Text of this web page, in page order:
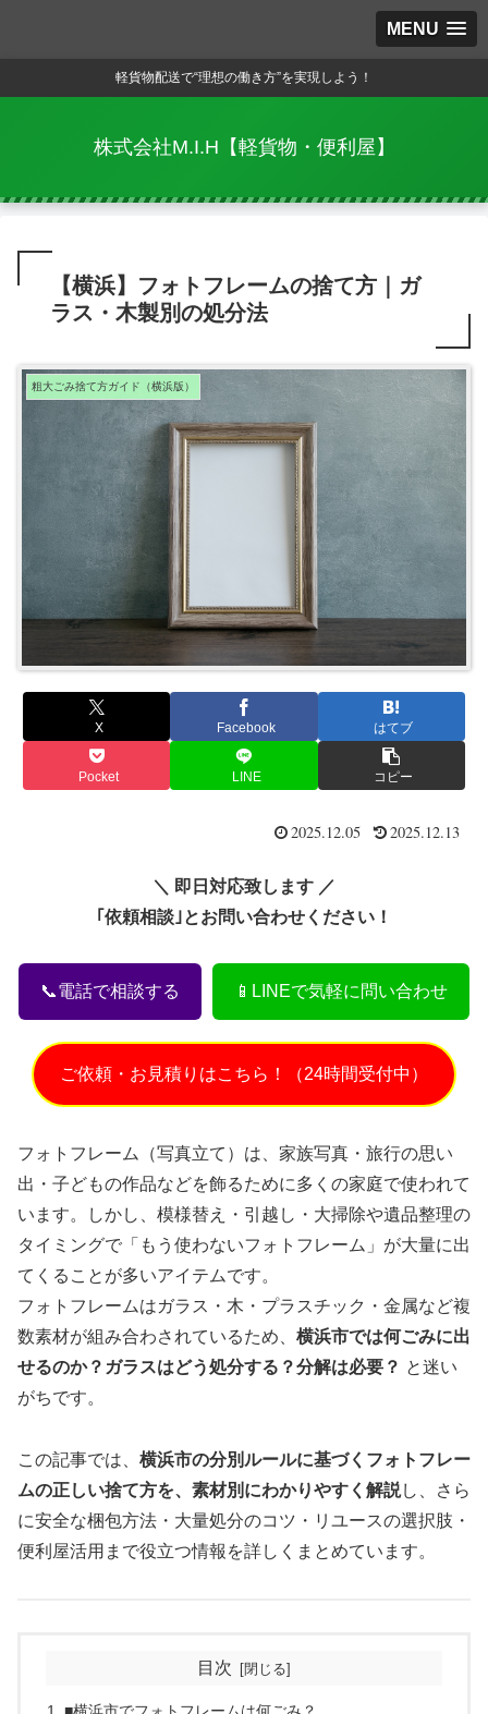
MENU
軽貨物配送で“理想の働き方”を実現しよう！
株式会社M.I.H【軽貨物・便利屋】
【横浜】フォトフレームの捨て方｜ガ
ラス・木製別の処分法
粗大ごみ捨て方ガイド（横浜版）
X Facebook はてブ
Pocket LINE コピー
2025.12.05 2025.12.13
＼ 即日対応致します ／
｢依頼相談｣とお問い合わせください！
📞電話で相談する 📱LINEで気軽に問い合わせ
ご依頼・お見積りはこちら！（24時間受付中）
フォトフレーム（写真立て）は、家族写真・旅行の思い
出・子どもの作品などを飾るために多くの家庭で使われて
います。しかし、模様替え・引越し・大掃除や遺品整理の
タイミングで「もう使わないフォトフレーム」が大量に出
てくることが多いアイテムです。
フォトフレームはガラス・木・プラスチック・金属など複
数素材が組み合わされているため、 横浜市では何ごみに出
せるのか？ガラスはどう処分する？分解は必要？ と迷い
がちです。
この記事では、 横浜市の分別ルールに基づくフォトフレー
ムの正しい捨て方を、素材別にわかりやすく解説し、さら
に安全な梱包方法・大量処分のコツ・リユースの選択肢・
便利屋活用まで役立つ情報を詳しくまとめています。
目次